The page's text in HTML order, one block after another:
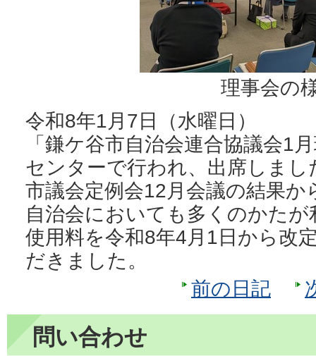
理事会の
令和8年1月7日（水曜日）
「鎌ケ谷市自治会連合協議会1
センターで行われ、出席しま
市議会定例会12月会議の結果
自治会においても多くのかた
使用料を令和8年4月1日から改
だきました。
前の日記
問い合わせ